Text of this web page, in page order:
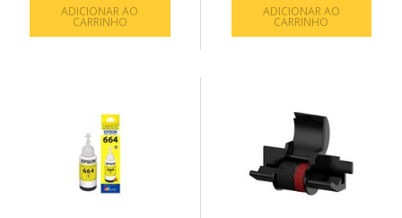
ADICIONAR AO
CARRINHO
ADICIONAR AO
CARRINHO